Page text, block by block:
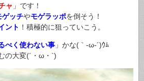
ャ 」です！
ゲッチやモゲラッポを倒そう！
ント ！積極的に狙っていこう。
べく使わない事 」かな(｀-ω-´)ｳﾑ
の大変(´・ω・`)